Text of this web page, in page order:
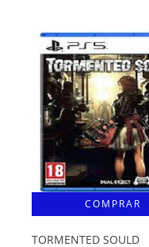
TORMENTED SOULD